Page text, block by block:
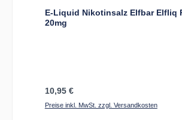
E-Liquid Nikotinsalz Elfbar Elfliq
20mg
Regulärer Preis:
10,95 €
Preise inkl. MwSt. zzgl. Versandkosten